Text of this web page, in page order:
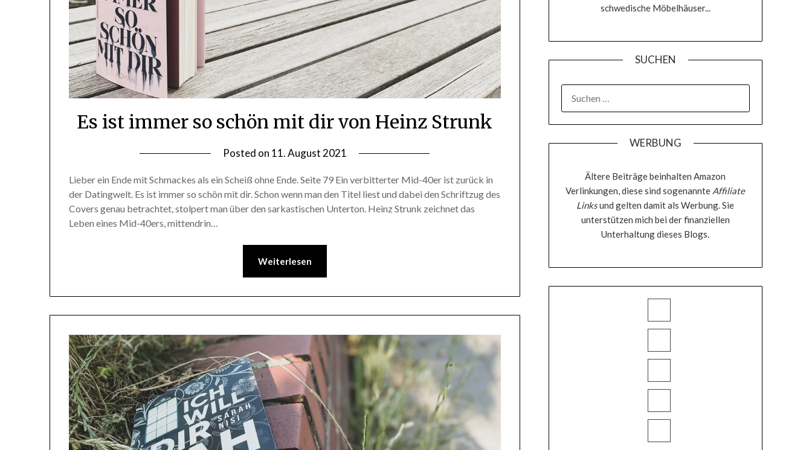
Es ist immer so schön mit dir von Heinz Strunk
Posted on 11. August 2021
Lieber ein Ende mit Schmackes als ein Scheiß ohne Ende. Seite 79 Ein verbitterter Mid-40er ist zurück in
der Datingwelt. Es ist immer so schön mit dir. Schon wenn man den Titel liest und dabei den Schriftzug des
Covers genau betrachtet, stolpert man über den sarkastischen Unterton. Heinz Strunk zeichnet das
Leben eines Mid-40ers, mittendrin…
Weiterlesen
schwedische Möbelhäuser...
SUCHEN
NACH:
WERBUNG
Ältere Beiträge beinhalten Amazon
Verlinkungen, diese sind sogenannte Affiliate
Linksund gelten damit als Werbung. Sie
unterstützen mich bei der finanziellen
Unterhaltung dieses Blogs.